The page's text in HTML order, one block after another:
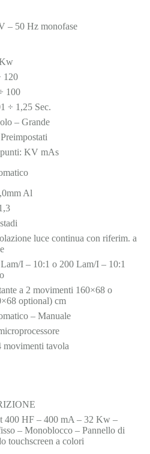
– 50 Hz monofase
120
100
÷ 1,25 Sec.
– Grande
KV mAs
Al
luce continua con riferim. a
I – 10:1 o 200 Lam/I – 10:1
a 2 movimenti 160×68 o
optional) cm
– Manuale
movimenti tavola
400 HF – 400 mA – 32 Kw –
– Monoblocco – Pannello di
touchscreen a colori